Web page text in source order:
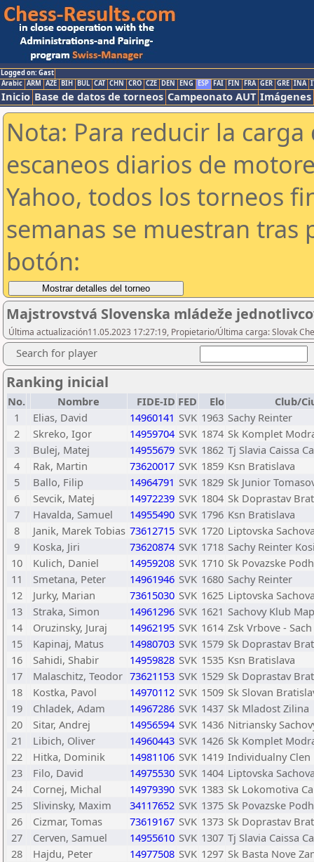
Logged on: Gast
Arabic ARM AZE BIH BUL CAT CHN CRO CZE DEN ENG ESP FAI FIN FRA GER GRE INA
Inicio Base de datos de torneos Campeonato AUT Imágenes
Nota: Para reducir la
escaneos diarios de
Yahoo, todos los torneos
semanas se muestran tras
botón:
Majstrovstvá Slovenska mládeže
Última actualización11.05.2023 17:27:19, Propietario/Última carga: Slovak
Search for player
Ranking inicial
No. Nombre FIDE-ID FED Elo
Club/
1
Elias, David 14960141 SVK 1963 Sachy Reinter
2
Skreko, Igor 14959704 SVK 1874 Sk Komplet
3
Bulej, Matej 14955679 SVK 1862 Tj Slavia Caissa
4
Rak, Martin 73620017 SVK 1859 Ksn Bratislava
5
Ballo, Filip 14964791 SVK 1829 Sk Junior
6
Sevcik, Matej 14972239 SVK 1804 Sk Doprastav
7
Havalda, Samuel 14955490 SVK 1796 Ksn Bratislava
8
Janik, Marek Tobias 73612715 SVK 1720 Liptovska
9
Koska, Jiri 73620874 SVK 1718 Sachy Reinter
10
Kulich, Daniel 14959208 SVK 1710 Sk Povazske
11
Smetana, Peter 14961946 SVK 1680 Sachy Reinter
12
Jurky, Marian 73615030 SVK 1625 Liptovska
13
Straka, Simon 14961296 SVK 1621 Sachovy Klub
14
Oruzinsky, Juraj 14962195 SVK 1614 Zsk Vrbove - Sach
15
Kapinaj, Matus 14980703 SVK 1579 Sk Doprastav
16
Sahidi, Shabir 14959828 SVK 1535 Ksn Bratislava
17
Malaschitz, Teodor 73621153 SVK 1529 Sk Doprastav
18
Kostka, Pavol 14970112 SVK 1509 Sk Slovan
19
Chladek, Adam 14967286 SVK 1437 Sk Mladost Zilina
20
Sitar, Andrej 14956594 SVK 1436 Nitriansky
21
Libich, Oliver 14960443 SVK 1426 Sk Komplet
22
Hitka, Dominik 14981106 SVK 1419 Individualny Clen
23
Filo, David 14975530 SVK 1404 Liptovska
24
Cornej, Michal 14979390 SVK 1383 Sk Lokomotiva
25
Slivinsky, Maxim 34117652 SVK 1375 Sk Povazske
26
Cizmar, Tomas 73619167 SVK 1373 Sk Doprastav
27
Cerven, Samuel 14955610 SVK 1307 Tj Slavia Caissa
28
Hajdu, Peter 14977508 SVK 1297 Sk Basta Nove